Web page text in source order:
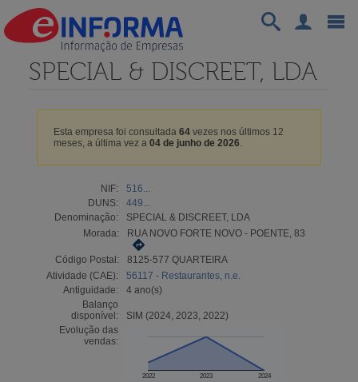
SPECIAL & DISCREET, LDA
Esta empresa foi consultada 64vezes nos últimos 12
meses, a última vez a 04 de junho de 2026.
NIF:
516...
DUNS:
449...
Denominação:
SPECIAL & DISCREET, LDA
Morada:
RUA NOVO FORTE NOVO - POENTE, 83
Código Postal:
8125-577 QUARTEIRA
Atividade (CAE):
56117 - Restaurantes, n.e.
Antiguidade:
4 ano(s)
Balanço
disponível:
SIM (2024, 2023, 2022)
Evolução das
vendas:
2022 2023 2024